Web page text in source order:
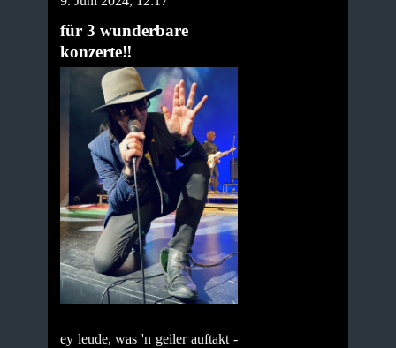
für 3 wunderbare
konzerte‼️
ey leude, was 'n geiler auftakt -